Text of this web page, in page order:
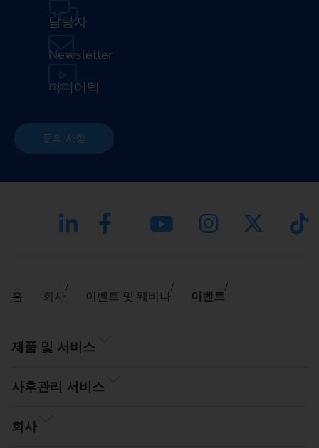
담당자
Newsletter
미디어텍
문의 사항
홈 회사 이벤트 및 웨비나 이벤트
제품 및 서비스
사후관리 서비스
회사